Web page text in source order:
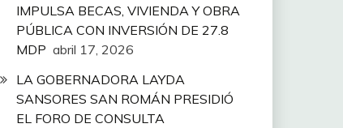
IMPULSA BECAS, VIVIENDA Y OBRA
PÚBLICA CON INVERSIÓN DE 27.8
MDP abril 17, 2026
LA GOBERNADORA LAYDA
SANSORES SAN ROMÁN PRESIDIÓ
EL FORO DE CONSULTA